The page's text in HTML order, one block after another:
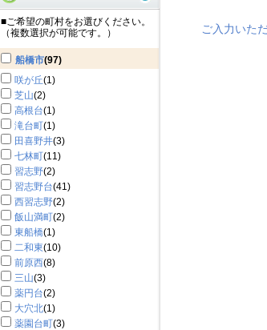
■ご希望の町村をお選びください。
（複数選択が可能です。）
船橋市(97)
咲が丘(1)
芝山(2)
高根台(1)
滝台町(1)
田喜野井(3)
七林町(11)
習志野(2)
習志野台(41)
西習志野(2)
飯山満町(2)
東船橋(1)
二和東(10)
前原西(8)
三山(3)
薬円台(2)
大穴北(1)
薬園台町(3)
ご入力いた